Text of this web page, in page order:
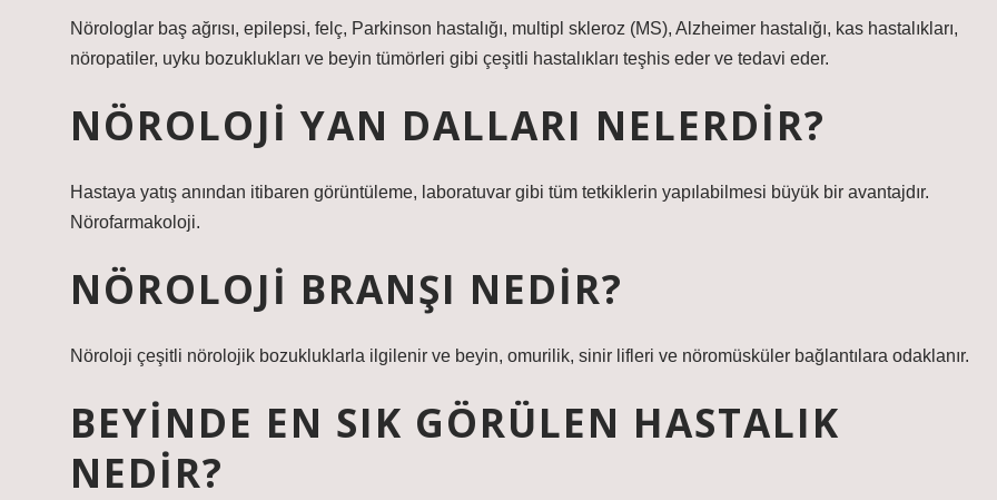
Nörologlar baş ağrısı, epilepsi, felç, Parkinson hastalığı, multipl skleroz (MS), Alzheimer hastalığı, kas hastalıkları,
nöropatiler, uyku bozuklukları ve beyin tümörleri gibi çeşitli hastalıkları teşhis eder ve tedavi eder.
NÖROLOJI YAN DALLARI NELERDIR?
Hastaya yatış anından itibaren görüntüleme, laboratuvar gibi tüm tetkiklerin yapılabilmesi büyük bir avantajdır.
Nörofarmakoloji.
NÖROLOJI BRANŞI NEDIR?
Nöroloji çeşitli nörolojik bozukluklarla ilgilenir ve beyin, omurilik, sinir lifleri ve nöromüsküler bağlantılara odaklanır.
BEYINDE EN SIK GÖRÜLEN HASTALIK
NEDIR?